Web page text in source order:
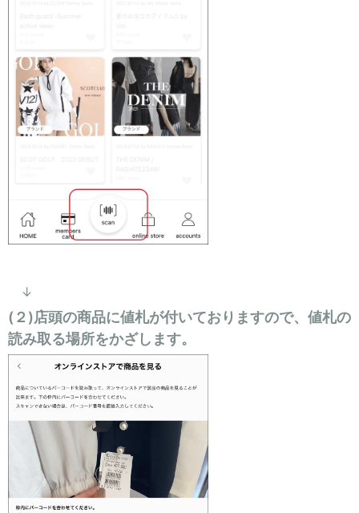
ご利用ガイド/ヘルプ
お問い合わせ
↓
(２)店頭の商品に値札が付いておりますので、値札の
読み取る場所をかざします。